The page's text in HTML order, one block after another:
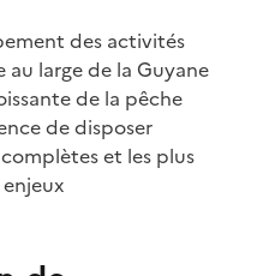
des activités
large de la Guyane
de la pêche
de disposer
et les plus